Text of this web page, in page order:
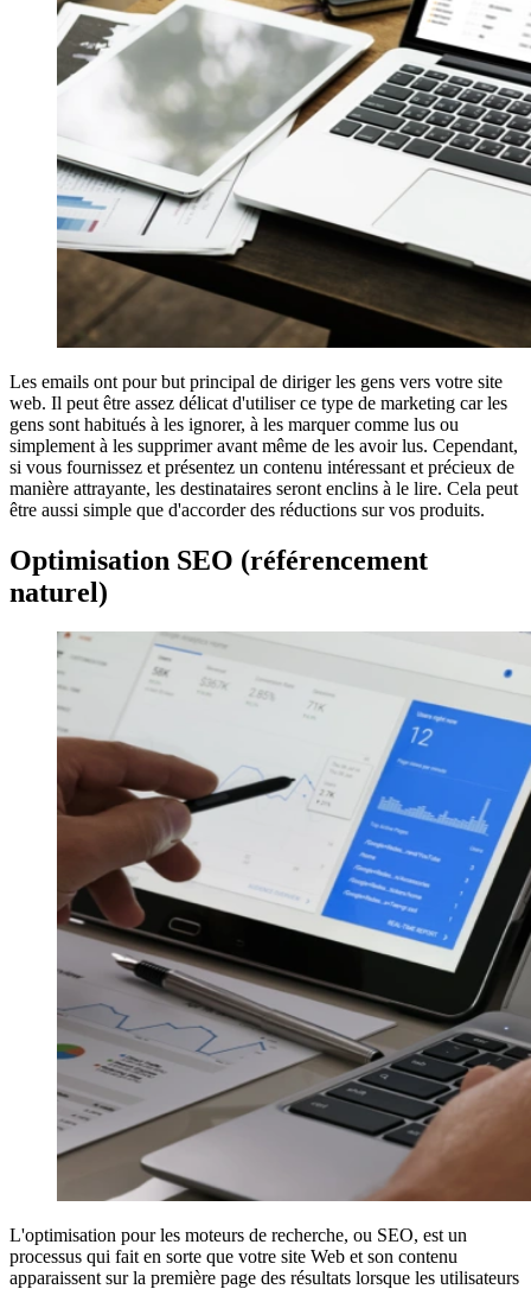
Les emails ont pour but principal de diriger les gens vers votre site
web. Il peut être assez délicat d'utiliser ce type de marketing car les
gens sont habitués à les ignorer, à les marquer comme lus ou
simplement à les supprimer avant même de les avoir lus. Cependant,
si vous fournissez et présentez un contenu intéressant et précieux de
manière attrayante, les destinataires seront enclins à le lire. Cela peut
être aussi simple que d'accorder des réductions sur vos produits.
Optimisation SEO (référencement
naturel)
L'optimisation pour les moteurs de recherche, ou SEO, est un
processus qui fait en sorte que votre site Web et son contenu
apparaissent sur la première page des résultats lorsque les utilisateurs